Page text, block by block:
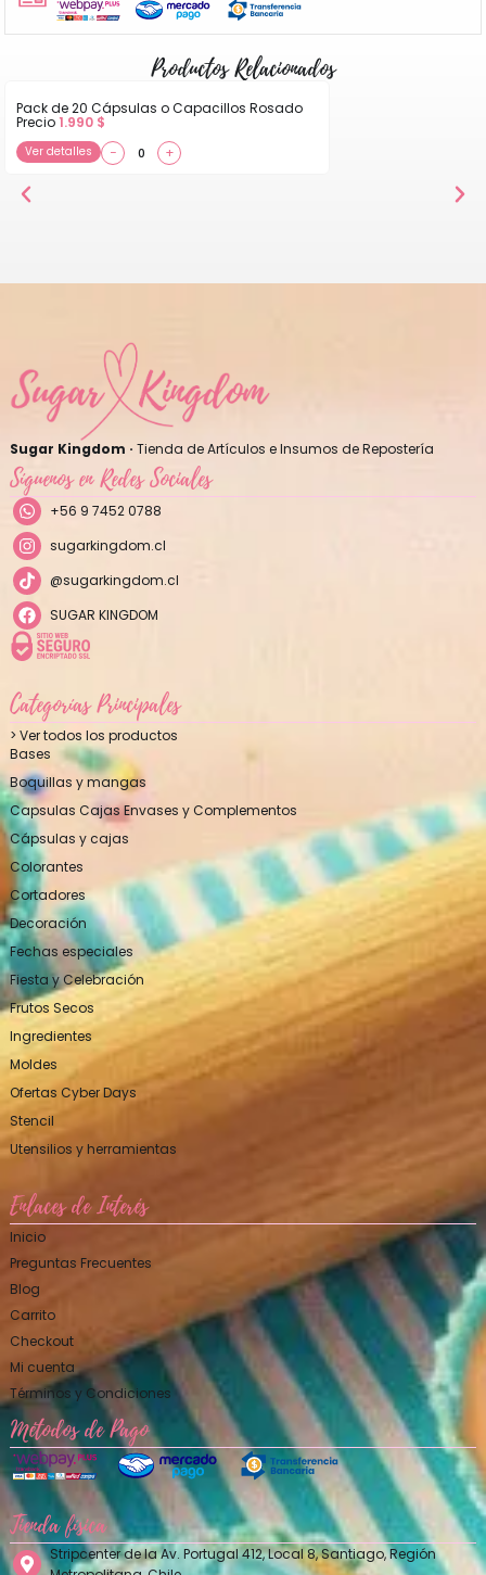
Productos Relacionados
Pack de 20 Cápsulas o Capacillos Rosado
Precio 1.990 $
Ver detalles − +
Sugar Kingdom · Tienda de Artículos e Insumos de Repostería
Síguenos en Redes Sociales
+56 9 7452 0788
sugarkingdom.cl
@sugarkingdom.cl
SUGAR KINGDOM
Categorías Principales
> Ver todos los productos
Bases
Boquillas y mangas
Capsulas Cajas Envases y Complementos
Cápsulas y cajas
Colorantes
Cortadores
Decoración
Fechas especiales
Fiesta y Celebración
Frutos Secos
Ingredientes
Moldes
Ofertas Cyber Days
Stencil
Utensilios y herramientas
Enlaces de Interés
Inicio
Preguntas Frecuentes
Blog
Carrito
Checkout
Mi cuenta
Términos y Condiciones
Métodos de Pago
Tienda física
Stripcenter de la Av. Portugal 412, Local 8, Santiago, Región